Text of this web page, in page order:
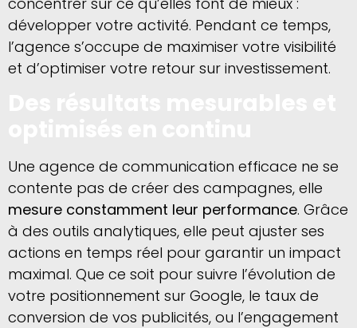
développer votre activité. Pendant ce temps,
l’agence s’occupe de maximiser votre visibilité
et d’optimiser votre retour sur investissement.
Une agence de communication efficace ne se
contente pas de créer des campagnes, elle
mesure constamment leur performance. Grâce
à des outils analytiques, elle peut ajuster ses
actions en temps réel pour garantir un impact
maximal. Que ce soit pour suivre l’évolution de
votre positionnement sur Google, le taux de
conversion de vos publicités, ou l’engagement